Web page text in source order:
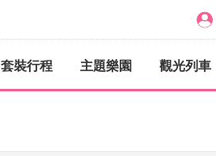
套裝行程 主題樂園 觀光列車